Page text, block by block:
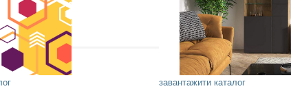
завантажити каталог